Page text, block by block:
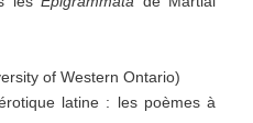
of Western Ontario)
latine : les poèmes à